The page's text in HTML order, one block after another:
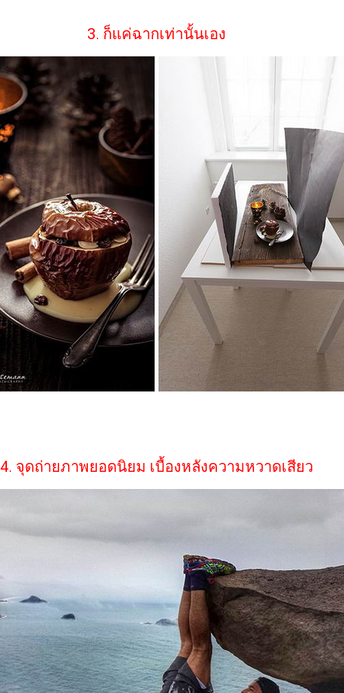
3. ก็แค่ฉากเท่านั้นเอง
4. จุดถ่ายภาพยอดนิยม เบื้องหลังความหวาดเสียว